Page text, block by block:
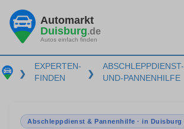
Automarkt
Duisburg.de
Autos einfach finden
❯
EXPERTEN-
FINDEN
❯
ABSCHLEPPDIENST-
UND-PANNENHILFE
Abschleppdienst & Pannenhilfe · in Duisburg